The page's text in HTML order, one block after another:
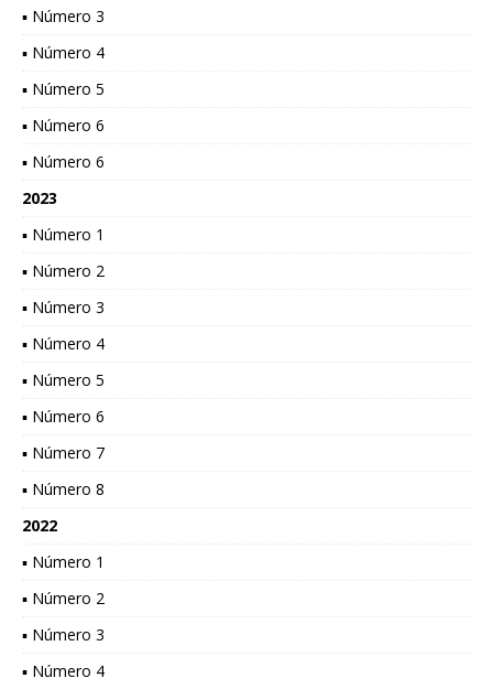
▪ Número 3
▪ Número 4
▪ Número 5
▪ Número 6
▪ Número 6
2023
▪ Número 1
▪ Número 2
▪ Número 3
▪ Número 4
▪ Número 5
▪ Número 6
▪ Número 7
▪ Número 8
2022
▪ Número 1
▪ Número 2
▪ Número 3
▪ Número 4